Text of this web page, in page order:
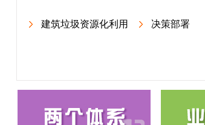
建筑垃圾资源化利用 决策部署